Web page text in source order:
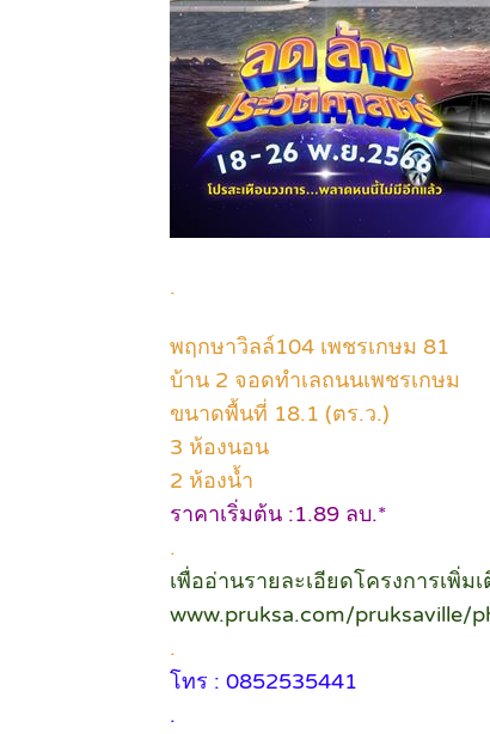
.
พฤกษาวิลล์104 เพชรเกษม 81
บ้าน 2 จอดทำเลถนนเพชรเกษม
ขนาดพื้นที่ 18.1 (ตร.ว.)
3 ห้องนอน
2 ห้องน้ำ
ราคาเริ่มต้น :1.89 ลบ.*
.
เพื่ออ่านรายละเอียดโครงการเพิ่ม
www.pruksa.com/pruksaville/
.
โทร : 0852535441
.